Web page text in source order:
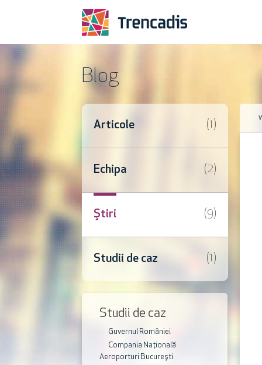
Blog
Articole (1)
Echipa (2)
Ştiri (9)
Studii de caz (1)
Studii de caz
Guvernul României
Compania Națională
Aeroporturi București